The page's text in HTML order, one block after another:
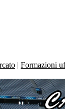
| Formazioni